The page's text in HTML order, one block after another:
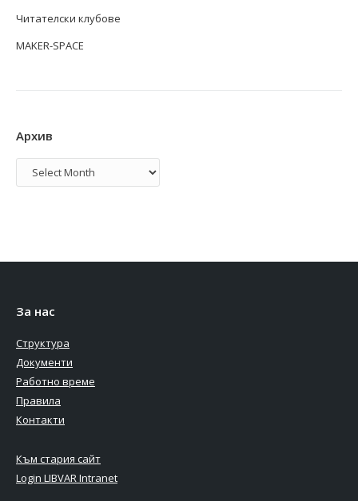
Читателски клубове
MAKER-SPACE
Архив
Архив
За нас
Структура
Документи
Работно време
Правила
Контакти
Към стария сайт
Login LIBVAR Intranet